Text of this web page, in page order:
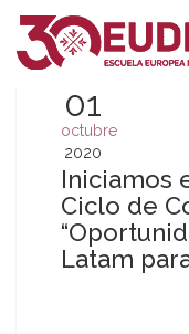
01
octubre
2020
Iniciamos
Ciclo de
Latam